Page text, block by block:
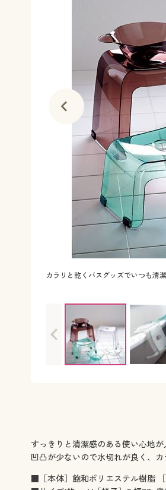
カラリと乾くバスグッズでいつも清潔
すっきりと清潔感のある使い心地が
凹凸が少ないので水切れが良く、
■［本体］飽和ポリエステル樹脂